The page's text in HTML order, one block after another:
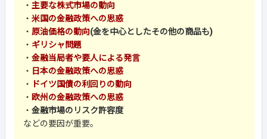
・ 主要な株式市場の動向
・ 米国の金融政策への思惑
・ 原油価格の動向(金を中心としたその他の商品も)
・ ギリシャ問題
・ 金融当局者や要人による発言
・ 日本の金融政策への思惑
・
ドイツ国債の利回りの動向
・ 欧州の金融政策への思惑
・ 金融市場のリスク許容度
などの要因が重要。